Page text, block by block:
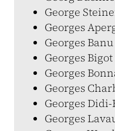
George
Georges
Georges Banu
Georges Bigot
Georges
Georges
Georges
Georges